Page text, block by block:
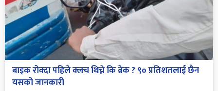
बाइक रोक्दा पहिले क्लच थिच्ने कि ब्रेक ? ९० प्रतिशतलाई छैन
यसको जानकारी